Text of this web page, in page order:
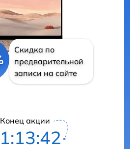
Скидка по
предварительной
записи на сайте
Конец акции